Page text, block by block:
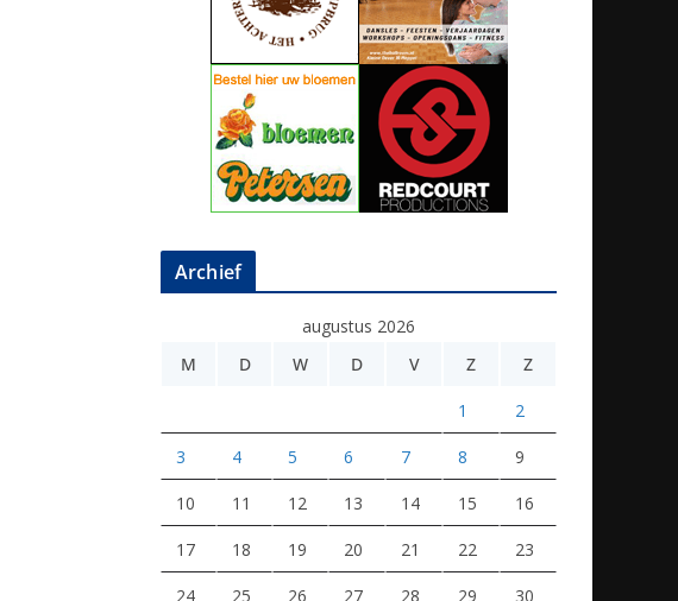
Archief
augustus 2026
M
D W D V Z Z
1 2
3 4 5 6 7 8 9
10 11 12 13 14 15 16
17 18 19 20 21 22 23
24 25 26 27 28 29 30